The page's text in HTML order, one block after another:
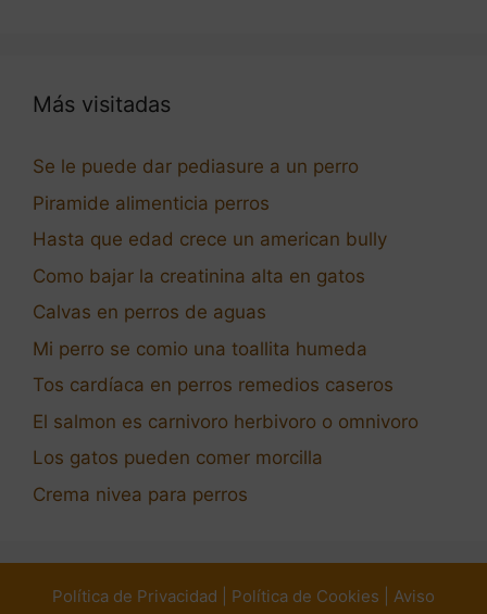
Más visitadas
Se le puede dar pediasure a un perro
Piramide alimenticia perros
Hasta que edad crece un american bully
Como bajar la creatinina alta en gatos
Calvas en perros de aguas
Mi perro se comio una toallita humeda
Tos cardíaca en perros remedios caseros
El salmon es carnivoro herbivoro o omnivoro
Los gatos pueden comer morcilla
Crema nivea para perros
Política de Privacidad Política de Cookies
Aviso